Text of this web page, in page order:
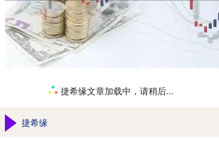
捷希缘文章加载中，请稍后...
捷希缘